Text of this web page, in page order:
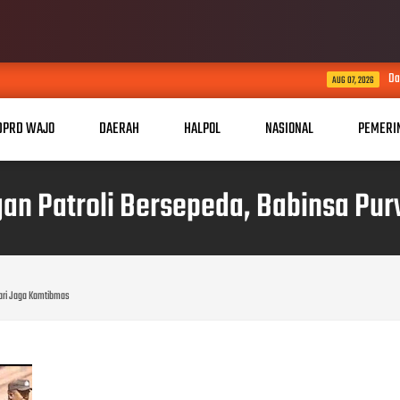
Dari Desa Menuju
WAJO DAERAH HALPOL NASIONAL
Patroli Bersepeda, Babinsa
Jaga Kamtibmas